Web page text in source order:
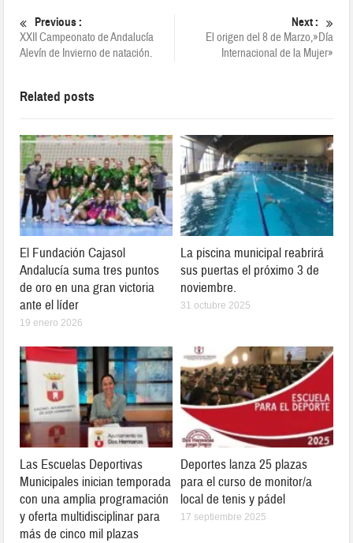
Previous :
XXII Campeonato de Andalucía
Alevín de Invierno de natación.
Next :
El origen del 8 de Marzo,»Día
Internacional de la Mujer»
Related posts
El Fundación Cajasol
Andalucía suma tres puntos
de oro en una gran victoria
ante el líder
19 enero 2026
La piscina municipal reabrirá
sus puertas el próximo 3 de
noviembre.
31 octubre 2025
Las Escuelas Deportivas
Municipales inician temporada
con una amplia programación
y oferta multidisciplinar para
más de cinco mil plazas
Deportes lanza 25 plazas
para el curso de monitor/a
local de tenis y pádel
17 septiembre 2025